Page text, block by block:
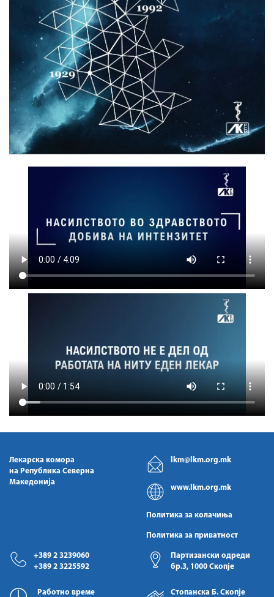
Лекарска комора
на Република Северна
Македонија
lkm@lkm.org.mk
www.lkm.org.mk
Политика за колачиња
Политика за приватност
+389 2 3239060
+389 2 3225592
Партизански одреди
бр.3, 1000 Скопје
Работно време Стопанска Б. Скопје